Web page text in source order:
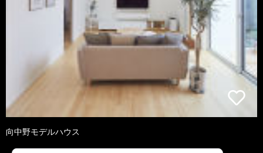
向中野モデルハウス